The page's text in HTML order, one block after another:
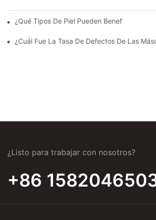
¿Qué Tipos De Piel Pueden Beneficiarse De
¿Cuál Fue La Tasa De Defectos De Las
¿Listo para trabajar con nosotros?
+86